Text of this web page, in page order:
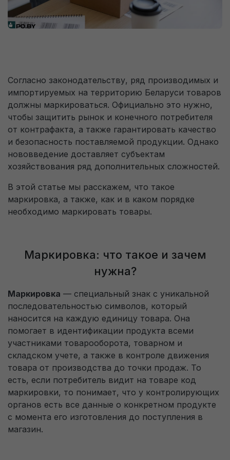
Согласно законодательству, ряд производимых и
импортируемых на территорию Беларуси товаров
должны маркироваться. Официально это нужно,
чтобы защитить рынок и конечного потребителя
от контрафакта, а также гарантировать качество
и безопасность поставляемой продукции. Однако
нововведение доставляет субъектам
хозяйствования ряд дополнительных сложностей.
В этой статье мы расскажем, что такое
маркировка, а также, как и в каком порядке
необходимо маркировать товары.
Маркировка: что такое и зачем
нужна?
Маркировка — специальный знак с уникальной
последовательностью символов, который
наносится на каждую единицу товара. Она
помогает в идентификации продукта всеми
участниками товарооборота, товарном и
складском учете, а также в контроле движения
товара от производства до точки продаж. То
есть, если потребитель видит на товаре код
маркировки, то понимает, что у контролирующих
органов есть все данные о конкретном продукте
с момента его изготовления до поступления в
магазин.
оформления заявки
На указанный E-mail будет отправлен доступ к 1С.
Вы не робот.
Перезвоните мне для консультации. (по
будням с 09:00 до 18:00)
Пользовательское соглашение на обработку
Получить пробный доступ
Пользовательское соглашение на обработку
персональных данных